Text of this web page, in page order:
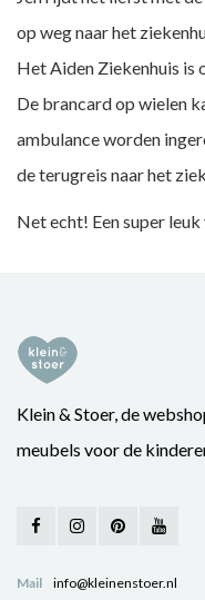
op weg naar het
Het Aiden Ziekenhuis is
De brancard op wielen
ambulance worden
de terugreis naar het
Net echt! Een super
Klein & Stoer, de
meubels voor de
Mail info@kleinenstoer.nl